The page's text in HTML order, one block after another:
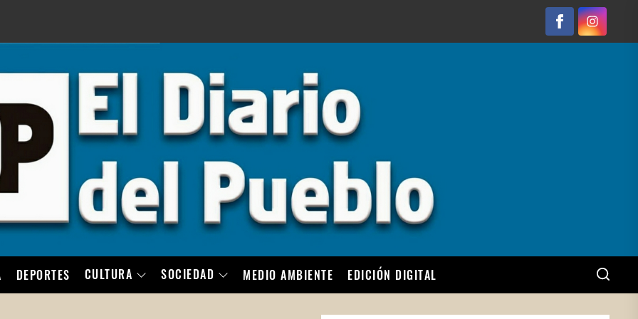
FacebookInstagram
DEPORTES CULTURA SOCIEDAD MEDIO AMBIENTE EDICIÓN DIGITAL